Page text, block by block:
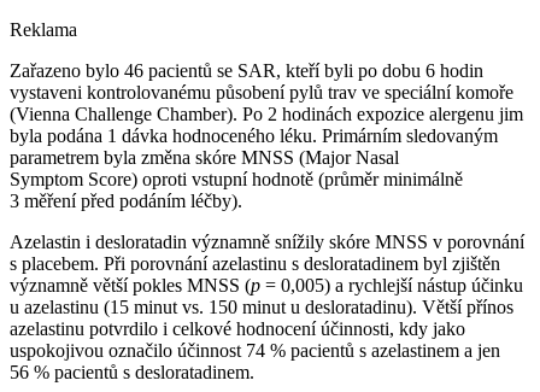
Reklama
Zařazeno bylo 46 pacientů se SAR, kteří byli po dobu 6 hodin
vystaveni kontrolovanému působení pylů trav ve speciální komoře
(Vienna Challenge Chamber). Po 2 hodinách expozice alergenu jim
byla podána 1 dávka hodnoceného léku. Primárním sledovaným
parametrem byla změna skóre MNSS (Major Nasal
Symptom Score) oproti vstupní hodnotě (průměr minimálně
3 měření před podáním léčby).
Azelastin i desloratadin významně snížily skóre MNSS v porovnání
s placebem. Při porovnání azelastinu s desloratadinem byl zjištěn
významně větší pokles MNSS (p = 0,005) a rychlejší nástup účinku
u azelastinu (15 minut vs. 150 minut u desloratadinu). Větší přínos
azelastinu potvrdilo i celkové hodnocení účinnosti, kdy jako
uspokojivou označilo účinnost 74 % pacientů s azelastinem a jen
56 % pacientů s desloratadinem.